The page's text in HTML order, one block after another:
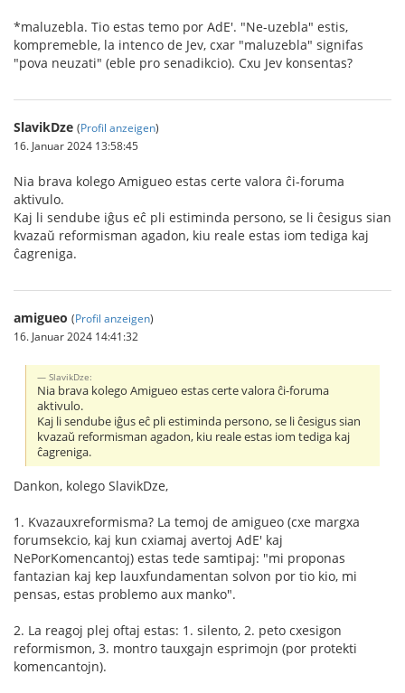
*maluzebla. Tio estas temo por AdE'. "Ne-uzebla" estis,
kompremeble, la intenco de Jev, cxar "maluzebla" signifas
"pova neuzati" (eble pro senadikcio). Cxu Jev konsentas?
SlavikDze (Profil anzeigen)
16. Januar 2024 13:58:45
Nia brava kolego Amigueo estas certe valora ĉi-foruma
aktivulo.
Kaj li sendube iĝus eĉ pli estiminda persono, se li ĉesigus sian
kvazaŭ reformisman agadon, kiu reale estas iom tediga kaj
ĉagreniga.
amigueo (Profil anzeigen)
16. Januar 2024 14:41:32
SlavikDze:
Nia brava kolego Amigueo estas certe valora ĉi-foruma
aktivulo.
Kaj li sendube iĝus eĉ pli estiminda persono, se li ĉesigus sian
kvazaŭ reformisman agadon, kiu reale estas iom tediga kaj
ĉagreniga.
Dankon, kolego SlavikDze,
1. Kvazauxreformisma? La temoj de amigueo (cxe margxa
forumsekcio, kaj kun cxiamaj avertoj AdE' kaj
NePorKomencantoj) estas tede samtipaj: "mi proponas
fantazian kaj kep lauxfundamentan solvon por tio kio, mi
pensas, estas problemo aux manko".
2. La reagoj plej oftaj estas: 1. silento, 2. peto cxesigon
reformismon, 3. montro tauxgajn esprimojn (por protekti
komencantojn).